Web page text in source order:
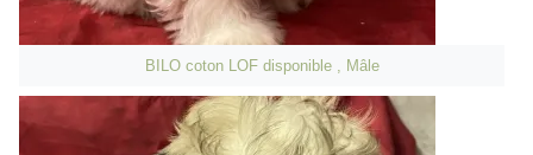
BILO coton LOF disponible , Mâle